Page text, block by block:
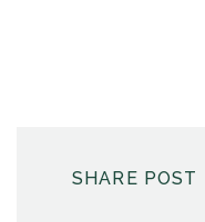
SHARE POST